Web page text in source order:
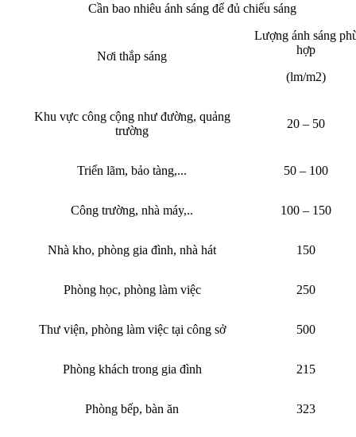
Cần bao nhiêu ánh sáng để đủ chiếu sáng
Nơi thắp sáng
Lượng ánh sáng
hợp
(lm/m2)
Khu vực công cộng như đường, quảng
trường
20 – 50
Triển lãm, bảo tàng,... 50 – 100
Công trường, nhà máy,.. 100 – 150
Nhà kho, phòng gia đình, nhà hát 150
Phòng học, phòng làm việc 250
Thư viện, phòng làm việc tại công sở 500
Phòng khách trong gia đình 215
Phòng bếp, bàn ăn 323